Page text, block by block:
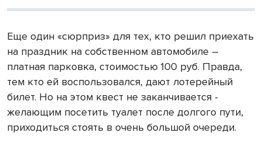
Еще один «сюрприз» для тех, кто решил приехать
на праздник на собственном автомобиле –
платная парковка, стоимостью 100 руб. Правда,
тем кто ей воспользовался, дают лотерейный
билет. Но на этом квест не заканчивается -
желающим посетить туалет после долгого пути,
приходиться стоять в очень большой очереди.